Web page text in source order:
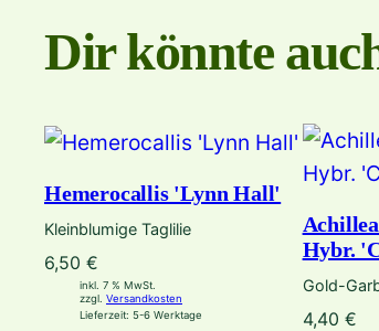
Dir könnte
Hemerocallis 'Lynn Hall'
Kleinblumige Taglilie
6,50 €
inkl. 7 % MwSt.
zzgl. Versandkosten
Lieferzeit: 5-6 Werktage
Hybr.
Gold-
4,40 €